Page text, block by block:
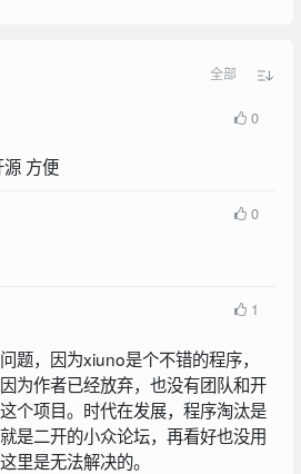
全部
0
方便
0
1
题，因为xiuno是个不错的程序，
为作者已经放弃，也没有团队和开
个项目。时代在发展，程序淘汰是
是二开的小众论坛，再看好也没用
里是无法解决的。